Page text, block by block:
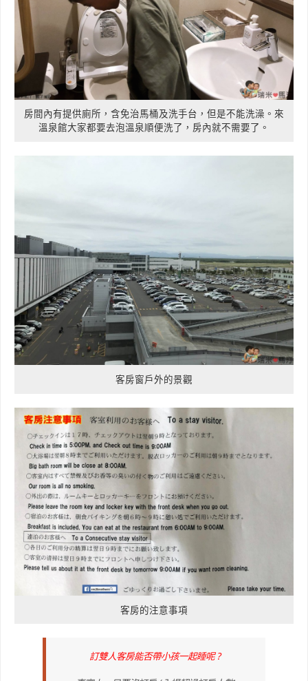
房間內有提供廁所，含免治馬桶及洗手台，但是不能洗澡。來
溫泉館大家都要去泡溫泉順便洗了，房內就不需要了。
客房窗戶外的景觀
客房的注意事項
訂雙人客房能否帶小孩一起睡呢 ?